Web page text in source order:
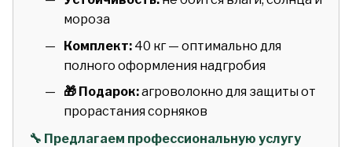
мороза
Комплект: 40 кг — оптимально для
полного оформления надгробия
🎁 Подарок:агроволокно для защиты от
прорастания сорняков
🔧 Предлагаем профессиональную услугу